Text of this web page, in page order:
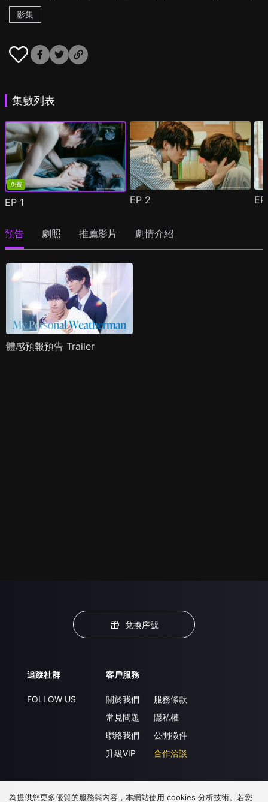
影集
集數列表
免費
EP 1 EP 2
預告 劇照 推薦影片 劇情介紹
體感預報預告 Trailer
兌換序號
追蹤社群
FOLLOW US
客戶服務
關於我們
常見問題
聯絡我們
升級VIP
服務條款
隱私權
公開徵件
合作洽談
下載 APP
為提供您更多優質的服務與內容，本網站使用 cookies 分析技術。若您